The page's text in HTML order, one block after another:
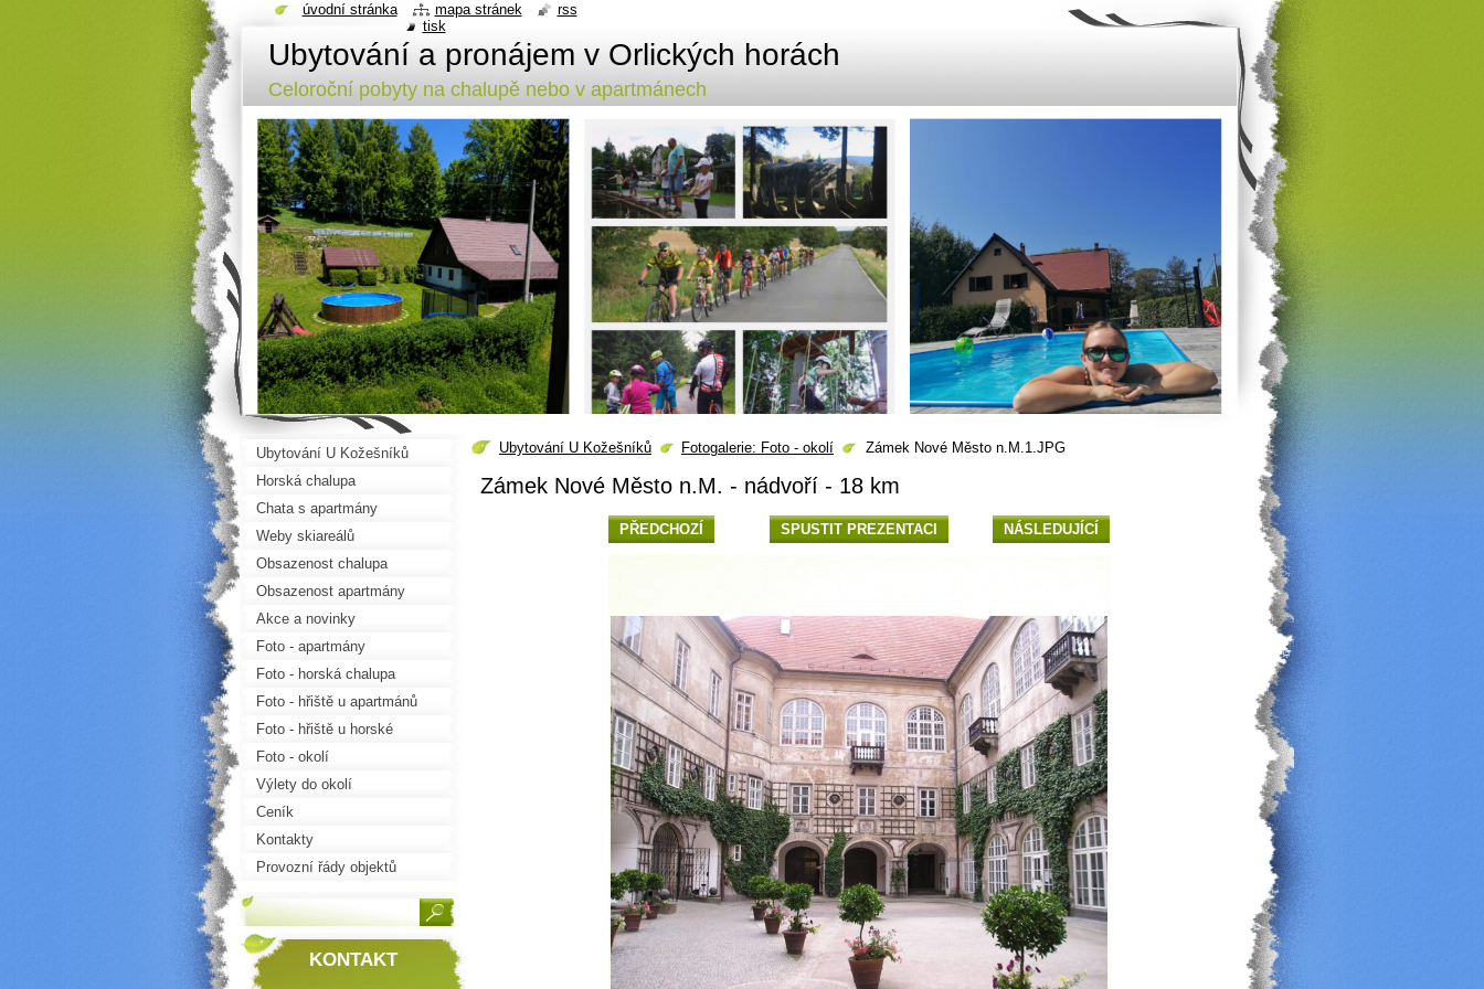
Ubytování a pronájem v Orlických horách
Celoroční pobyty na chalupě nebo v apartmánech
Ubytování U Kožešníků Fotogalerie: Foto - okolí Zámek Nové Město n.M.1.JPG
Zámek Nové Město n.M. - nádvoří - 18 km
PŘEDCHOZÍ SPUSTIT PREZENTACI NÁSLEDUJÍCÍ
Ubytování U Kožešníků
Horská chalupa
Chata s apartmány
Weby skiareálů
Obsazenost chalupa
Obsazenost apartmány
Akce a novinky
Foto - apartmány
Foto - horská chalupa
Foto - hřiště u apartmánů
Foto - hřiště u horské
chalupy
Foto - okolí
Výlety do okolí
Ceník
Kontakty
Provozní řády objektů
KONTAKT
úvodní stránka mapa stránek
rss
tisk